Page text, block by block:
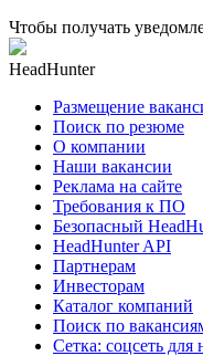
Чтобы получать
HeadHunter
Размещение
Поиск по резюме
О компании
Наши вакансии
Реклама на сайте
Требования к ПО
Безопасный
HeadHunter API
Партнерам
Инвесторам
Каталог компаний
Поиск по
Сетка: соцсеть для